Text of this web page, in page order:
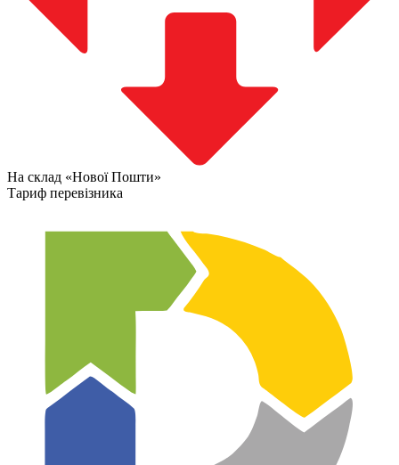
На склад «Нової Пошти»
Тариф перевізника